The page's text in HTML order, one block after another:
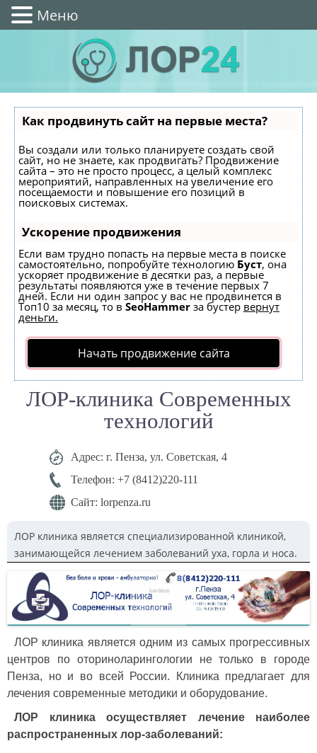
Как продвинуть сайт на первые места?
Вы создали или только планируете создать свой
сайт, но не знаете, как продвигать? Продвижение
сайта – это не просто процесс, а целый комплекс
мероприятий, направленных на увеличение его
посещаемости и повышение его позиций в
поисковых системах.
Ускорение продвижения
Если вам трудно попасть на первые места в поиске
самостоятельно, попробуйте технологию Буст, она
ускоряет продвижение в десятки раз, а первые
результаты появляются уже в течение первых 7
дней. Если ни один запрос у вас не продвинется в
Топ10 за месяц, то в SeoHammer за бустер вернут
деньги.
Начать продвижение сайта
ЛОР-клиника Современных
технологий
Адрес: г. Пенза, ул. Советская, 4
Телефон: +7 (8412)220-111
Сайт: lorpenza.ru
ЛОР клиника является специализированной клиникой,
занимающейся лечением заболеваний уха, горла и носа.
ЛОР клиника является одним из самых прогрессивных
центров по оториноларингологии не только в городе
Пенза, но и во всей России. Клиника предлагает для
лечения современные методики и оборудование.
ЛОР клиника осуществляет лечение наиболее
распространенных лор-заболеваний:
Меню